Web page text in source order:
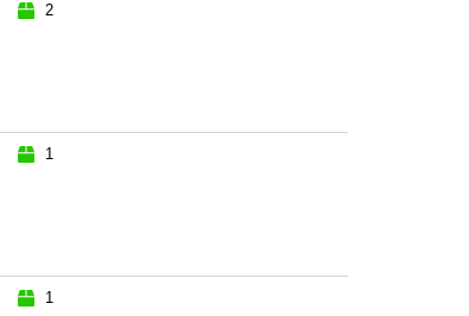
2
1
1